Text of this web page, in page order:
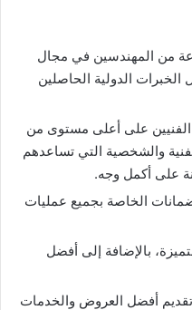
من المهندسين في مجال
الدولية الحاصلين
الفنيين على أعلى مستوى من
والشخصية التي تساعدهم
على أكمل وجه.
الخاصة بجميع عمليات
بالإضافة إلى أفضل
أفضل العروض والخدمات